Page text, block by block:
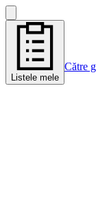
Listele mele
Către